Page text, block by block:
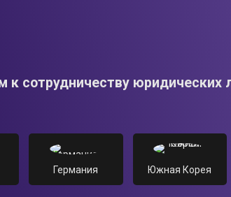
к сотрудничеству юридических
Германия Южная Корея